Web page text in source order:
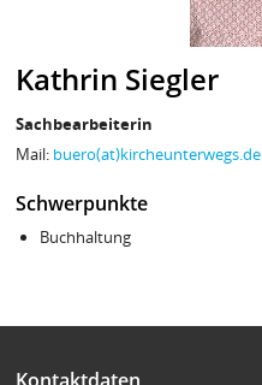
Kathrin Siegler
Sachbearbeiterin
Mail: buero(at)kircheunterwegs.de
Schwerpunkte
Buchhaltung